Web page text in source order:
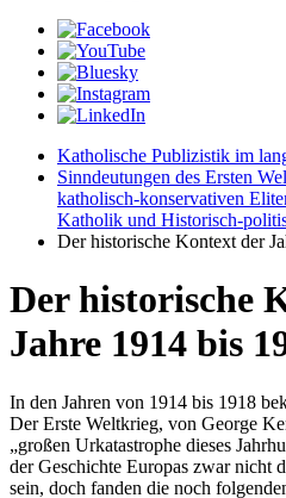
Katholische Publizistik im
Sinndeutungen des Ersten
katholisch-konservativen
Katholik und Historisch-
Der historische Kontext der
Der historische
Jahre 1914 bis
In den Jahren von 1914 bis 1918
Der Erste Weltkrieg, von George
„großen Urkatastrophe dieses
der Geschichte Europas zwar nicht
sein, doch fanden die noch